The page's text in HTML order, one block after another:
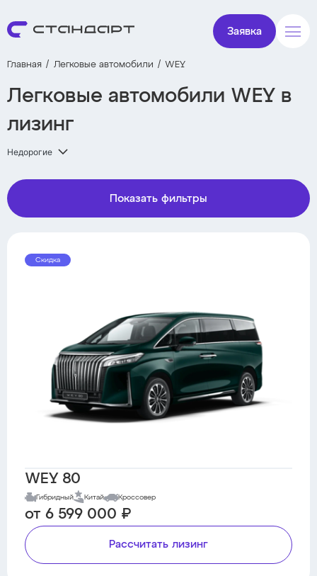
Заявка
Главная Легковые автомобили WEY
Легковые автомобили WEY в
лизинг
Недорогие
Показать фильтры
Скидка
WEY 80
Гибридный Китай Кроссовер
от 6 599 000 ₽
Рассчитать лизинг